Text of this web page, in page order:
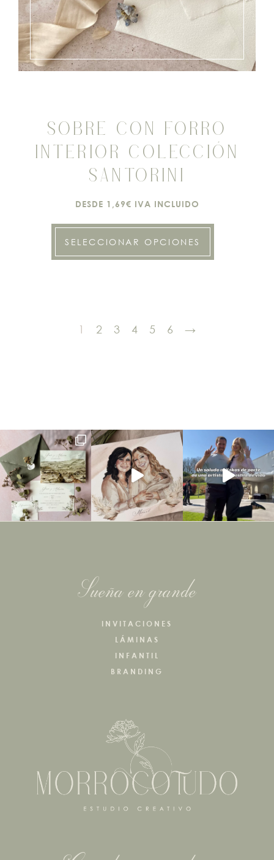
SOBRE CON FORRO
INTERIOR COLECCIÓN
SANTORINI
DESDE 1,69€ IVA INCLUIDO
SELECCIONAR OPCIONES
1 2 3 4 5 6 →
Sueña en grande
INVITACIONES
LÁMINAS
INFANTIL
BRANDING